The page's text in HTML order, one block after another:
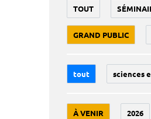
TOUT
GRAND PUBLIC
tout sciences
À VENIR 2026